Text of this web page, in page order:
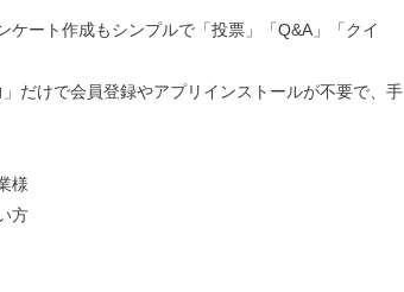
ート作成もシンプルで「投票」「Q&A」「クイ
だけで会員登録やアプリインストールが不要で、手
様
方